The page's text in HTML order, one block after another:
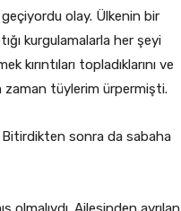
geçiyordu olay. Ülkenin bir
kurgulamalarla her şeyi
topladıklarını ve
zaman tüylerim ürpermişti.
Bitirdikten sonra da sabaha